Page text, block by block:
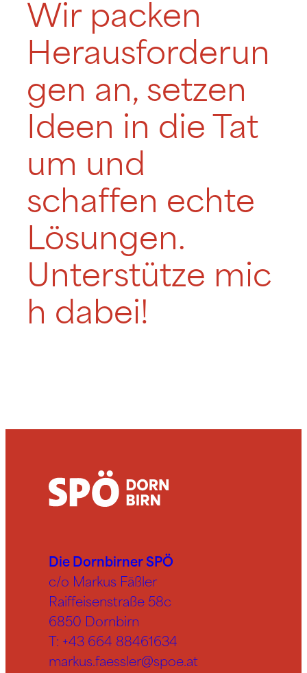
Wir packen
Herausforderun
gen an, setzen
Ideen in die Tat
um und
schaffen echte
Lösungen.
Unterstütze mic
h dabei!
Die Dornbirner SPÖ
c/o Markus Fäßler
Raiffeisenstraße 58c
6850 Dornbirn
T: +43 664 88461634
markus.faessler@spoe.at